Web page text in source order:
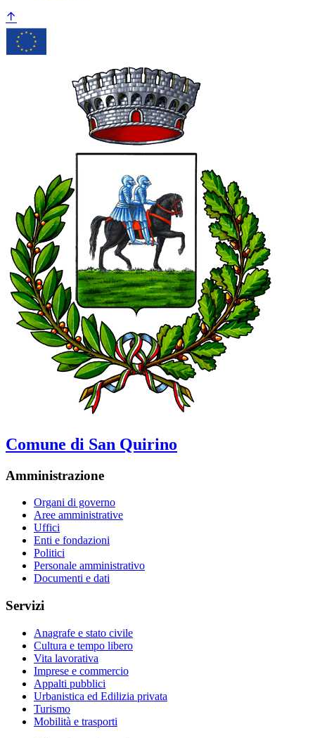
Comune di San Quirino
Amministrazione
Organi di governo
Aree amministrative
Uffici
Enti e fondazioni
Politici
Personale amministrativo
Documenti e dati
Servizi
Anagrafe e stato civile
Cultura e tempo libero
Vita lavorativa
Imprese e commercio
Appalti pubblici
Urbanistica ed Edilizia privata
Turismo
Mobilità e trasporti